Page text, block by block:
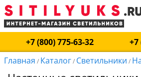
+7 (800) 775-63-32
+7
Главная / Каталог/ Светильники /